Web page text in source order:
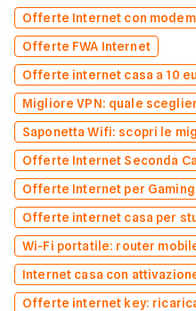
Offerte Internet con
Offerte FWA Internet
Offerte internet casa a 10
Migliore VPN: quale
Saponetta Wifi: scopri le
Offerte Internet Seconda
Offerte Internet per Gaming
Offerte internet casa per
Wi-Fi portatile: router
Internet casa con
Offerte internet key: